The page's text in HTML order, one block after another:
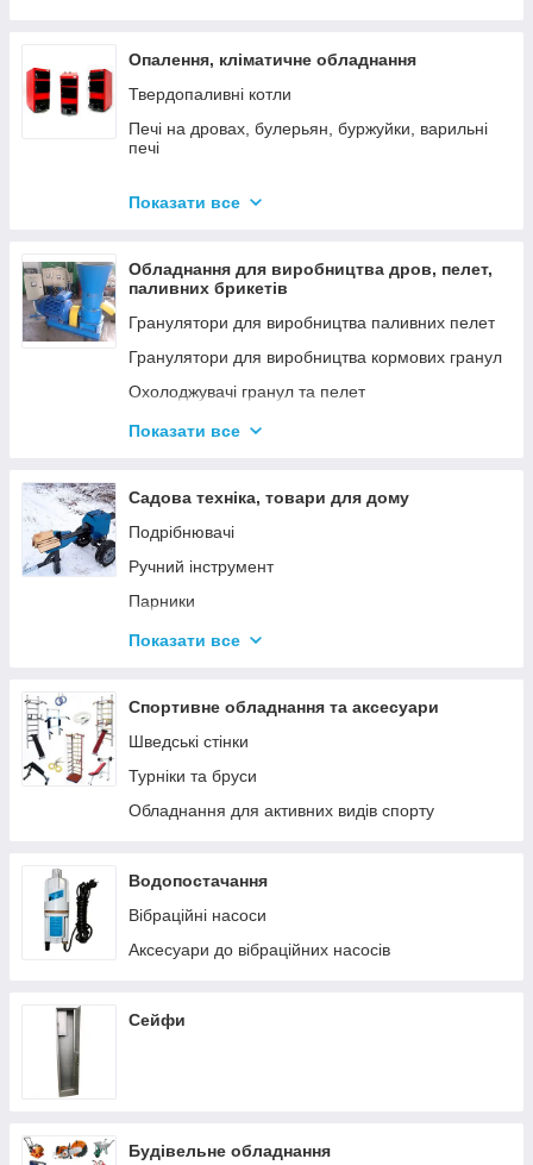
Опалення, кліматичне обладнання
Твердопаливні котли
Печі на дровах, булерьян, буржуйки, варильні
печі
Котли електричні
Газові котли
Аксесуари для твердопаливних котлів
Показати все
Обладнання для виробництва дров, пелет,
паливних брикетів
Гранулятори для виробництва паливних пелет
Гранулятори для виробництва кормових гранул
Охолоджувачі гранул та пелет
Подрібнювачі
Дровоколи
Показати все
Садова техніка, товари для дому
Подрібнювачі
Ручний інструмент
Парники
Термоси
Показати все
Спортивне обладнання та аксесуари
Шведські стінки
Турніки та бруси
Обладнання для активних видів спорту
Водопостачання
Вібраційні насоси
Аксесуари до вібраційних насосів
Сейфи
Будівельне обладнання